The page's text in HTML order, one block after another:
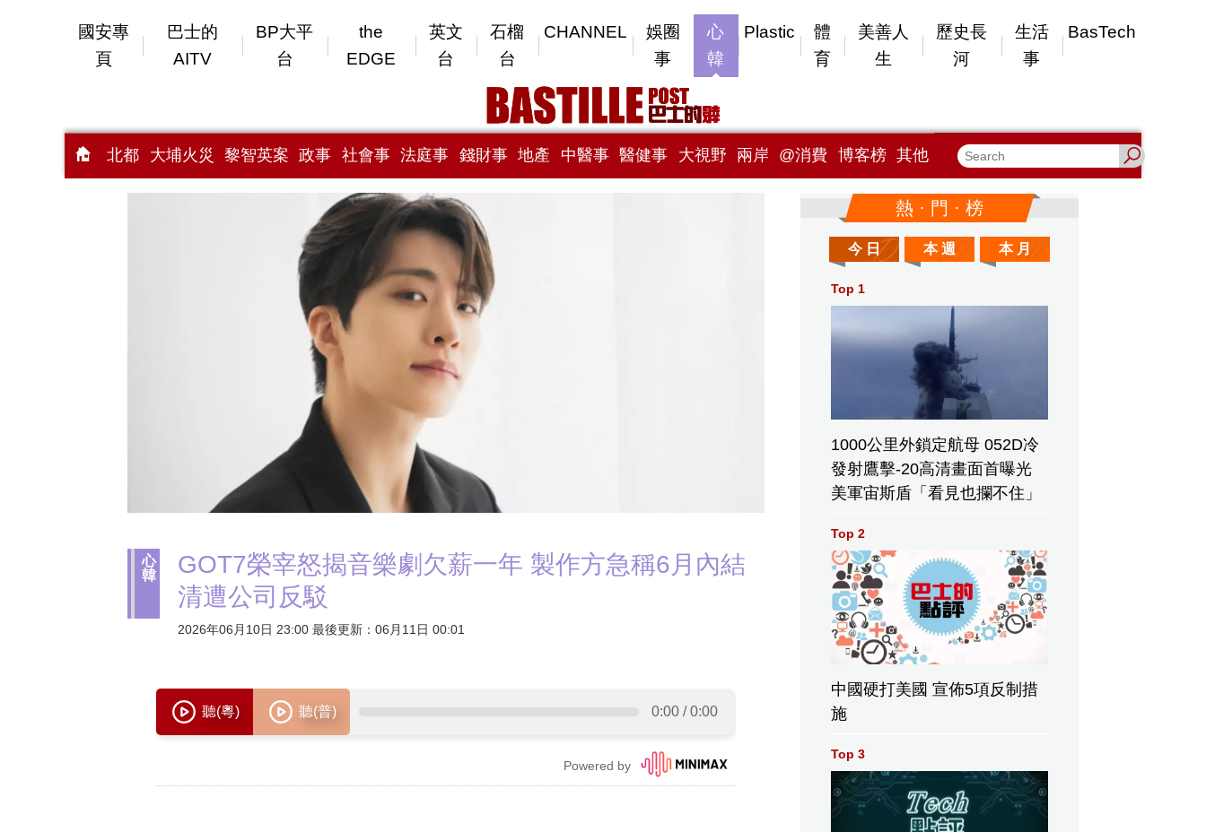
國安專
頁
巴士的
AITV
BP大平
台
the
EDGE
英文
台
石榴
台
CHANNEL
娛圈
事
心
韓
Plastic
體
育
美善人
生
歷史長
河
生活
事
BasTech
北都 大埔火災 黎智英案 政事 社會事 法庭事 錢財事 地產 中醫事 醫健事 大視野 兩岸 @消費 博客榜 其他
心
韓
GOT7榮宰怒揭音樂劇欠薪一年 製作方急稱6月內結
清遭公司反駁
2026年06月10日 23:00 最後更新：06月11日 00:01
熱 · 門 · 榜
今 日 本 週 本 月
Top 1
1000公里外鎖定航母 052D冷
發射鷹擊-20高清畫面首曝光
美軍宙斯盾「看見也攔不住」
Top 2
中國硬打美國 宣佈5項反制措
施
Top 3